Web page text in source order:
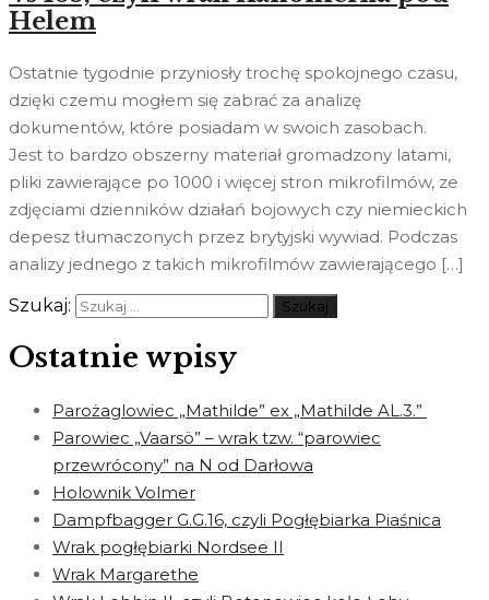
Helem
Ostatnie tygodnie przyniosły trochę spokojnego czasu,
dzięki czemu mogłem się zabrać za analizę
dokumentów, które posiadam w swoich zasobach.
Jest to bardzo obszerny materiał gromadzony latami,
pliki zawierające po 1000 i więcej stron mikrofilmów, ze
zdjęciami dzienników działań bojowych czy niemieckich
depesz tłumaczonych przez brytyjski wywiad. Podczas
analizy jednego z takich mikrofilmów zawierającego […]
Szukaj:
Ostatnie wpisy
Parożaglowiec „Mathilde” ex „Mathilde AL.3.”
Parowiec „Vaarsö” – wrak tzw. “parowiec
przewrócony” na N od Darłowa
Holownik Volmer
Dampfbagger G.G.16, czyli Pogłębiarka Piaśnica
Wrak pogłębiarki Nordsee II
Wrak Margarethe